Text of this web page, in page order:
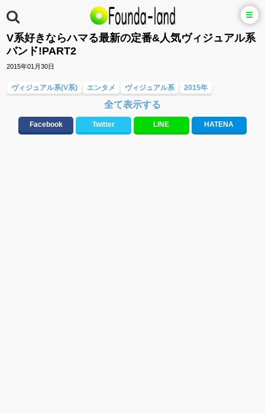
V系好きならハマる最新の定番&人気ヴィジュアル系
バンド!PART2
2015年01月30日
ヴィジュアル系(V系) エンタメ ヴィジュアル系 2015年
男性ボーカル かっこいい
アップテンポ 人気曲 惚れる声 シャウト ダウト VIVID
全て表示する
Facebook Twitter LINE HATENA